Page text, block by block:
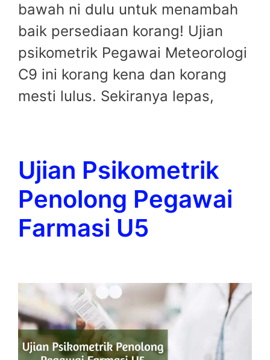
bawah ni dulu untuk menambah
baik persediaan korang! Ujian
psikometrik Pegawai Meteorologi
C9 ini korang kena dan korang
mesti lulus. Sekiranya lepas,
Ujian Psikometrik
Penolong Pegawai
Farmasi U5